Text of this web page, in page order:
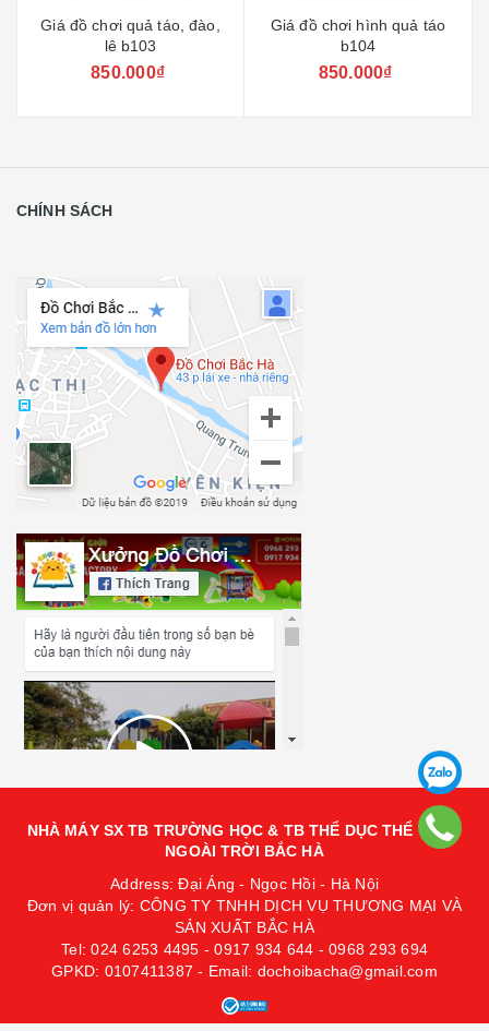
Giá đồ chơi quả táo, đào,
lê b103
850.000₫
Giá đồ chơi hình quả táo
b104
850.000₫
CHÍNH SÁCH
NHÀ MÁY SX TB TRƯỜNG HỌC & TB THỂ DỤC THỂ THAO
NGOÀI TRỜI BẮC HÀ
Address: Đại Áng - Ngọc Hồi - Hà Nội
Đơn vị quản lý: CÔNG TY TNHH DỊCH VỤ THƯƠNG MẠI VÀ
SẢN XUẤT BẮC HÀ
Tel: 024 6253 4495 - 0917 934 644 - 0968 293 694
GPKD: 0107411387 - Email: dochoibacha@gmail.com